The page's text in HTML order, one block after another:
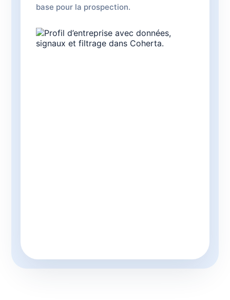
base pour la prospection.